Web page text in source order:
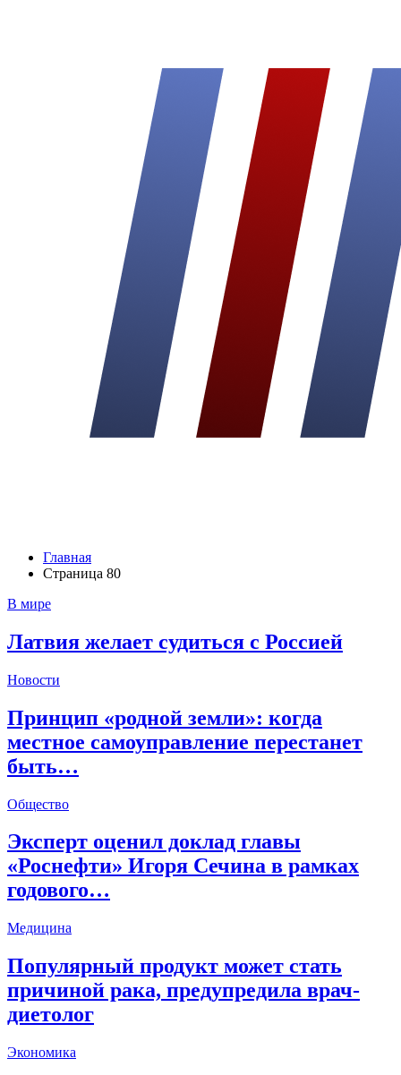
Главная
Страница 80
В мире
Латвия желает судиться с Россией
Новости
Принцип «родной земли»: когда
местное самоуправление перестанет
быть…
Общество
Эксперт оценил доклад главы
«Роснефти» Игоря Сечина в рамках
годового…
Медицина
Популярный продукт может стать
причиной рака, предупредила врач-
диетолог
Экономика